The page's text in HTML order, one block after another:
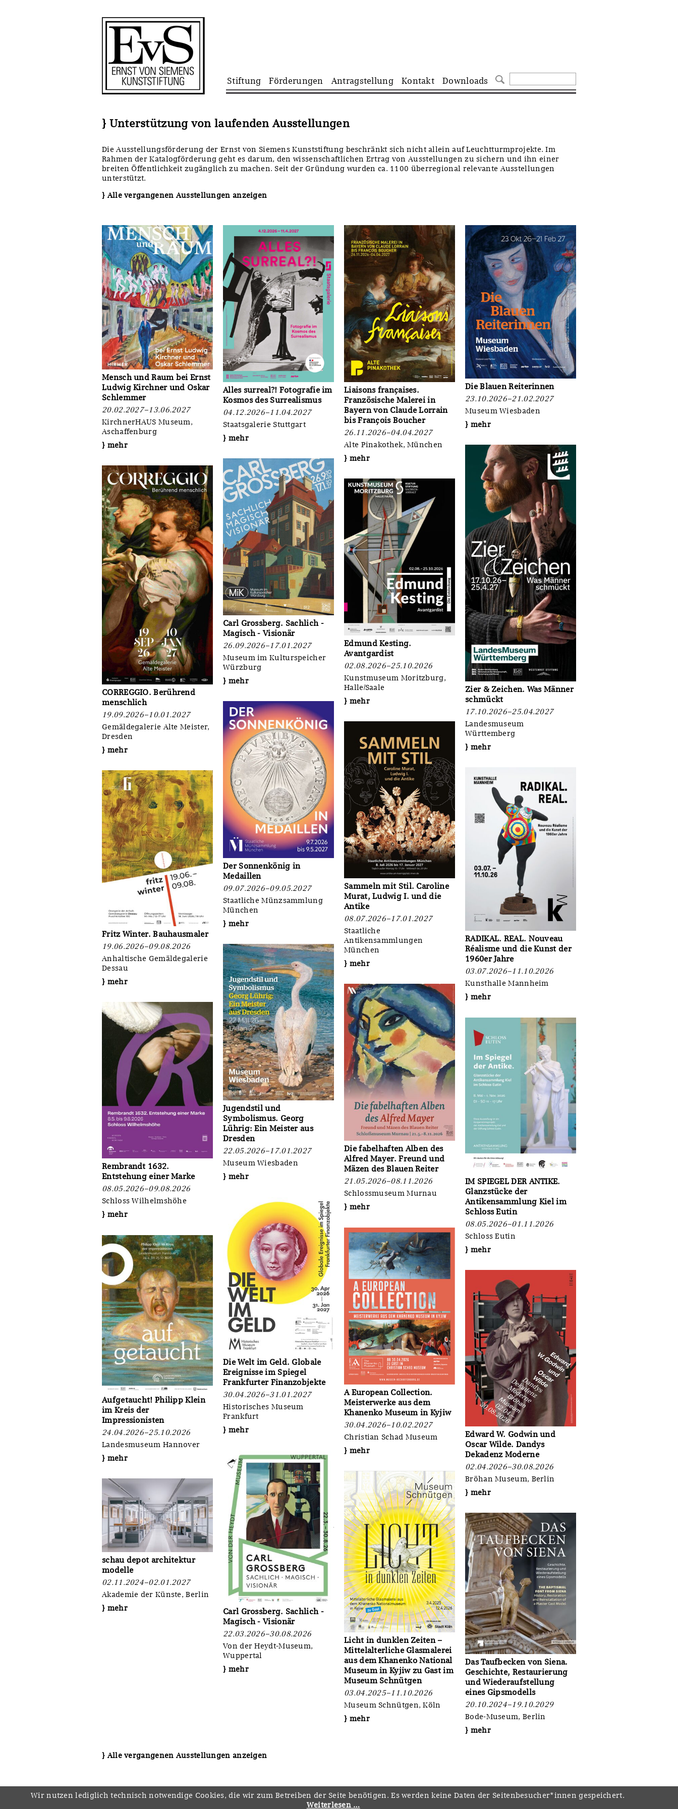
Navigation
überspringen
Stiftung Förderungen Antragstellung Kontakt Downloads
} Unterstützung von laufenden Ausstellungen
Die Ausstellungsförderung der Ernst von Siemens Kunststiftung beschränkt sich nicht allein auf Leuchtturmprojekte. Im
Rahmen der Katalogförderung geht es darum, den wissenschaftlichen Ertrag von Ausstellungen zu sichern und ihn einer
breiten Öffentlichkeit zugänglich zu machen. Seit der Gründung wurden ca. 1100 überregional relevante Ausstellungen
unterstützt.
} Alle vergangenen Ausstellungen anzeigen
Mensch und Raum bei Ernst
Ludwig Kirchner und Oskar
Schlemmer
20.02.2027–13.06.2027
KirchnerHAUS Museum,
Aschaffenburg
} mehr
Alles surreal?! Fotografie im
Kosmos des Surrealismus
04.12.2026–11.04.2027
Staatsgalerie Stuttgart
} mehr
Liaisons françaises.
Französische Malerei in
Bayern von Claude Lorrain
bis François Boucher
26.11.2026–04.04.2027
Alte Pinakothek, München
} mehr
Die Blauen Reiterinnen
23.10.2026–21.02.2027
Museum Wiesbaden
} mehr
Zier & Zeichen. Was Männer
schmückt
17.10.2026–25.04.2027
Landesmuseum
Württemberg
} mehr
Carl Grossberg. Sachlich -
Magisch - Visionär
26.09.2026–17.01.2027
Museum im Kulturspeicher
Würzburg
} mehr
CORREGGIO. Berührend
menschlich
19.09.2026–10.01.2027
Gemäldegalerie Alte Meister,
Dresden
} mehr
Edmund Kesting.
Avantgardist
02.08.2026–25.10.2026
Kunstmuseum Moritzburg,
Halle/Saale
} mehr
Der Sonnenkönig in
Medaillen
09.07.2026–09.05.2027
Staatliche Münzsammlung
München
} mehr
Sammeln mit Stil. Caroline
Murat, Ludwig I. und die
Antike
08.07.2026–17.01.2027
Staatliche
Antikensammlungen
München
} mehr
RADIKAL. REAL. Nouveau
Réalisme und die Kunst der
1960er Jahre
03.07.2026–11.10.2026
Kunsthalle Mannheim
} mehr
Fritz Winter. Bauhausmaler
19.06.2026–09.08.2026
Anhaltische Gemäldegalerie
Dessau
} mehr
Jugendstil und
Symbolismus. Georg
Lührig: Ein Meister aus
Dresden
22.05.2026–17.01.2027
Museum Wiesbaden
} mehr
Die fabelhaften Alben des
Alfred Mayer. Freund und
Mäzen des Blauen Reiter
21.05.2026–08.11.2026
Schlossmuseum Murnau
} mehr
Rembrandt 1632.
Entstehung einer Marke
08.05.2026–09.08.2026
Schloss Wilhelmshöhe
} mehr
IM SPIEGEL DER ANTIKE.
Glanzstücke der
Antikensammlung Kiel im
Schloss Eutin
08.05.2026–01.11.2026
Schloss Eutin
} mehr
Die Welt im Geld. Globale
Ereignisse im Spiegel
Frankfurter Finanzobjekte
30.04.2026–31.01.2027
Historisches Museum
Frankfurt
} mehr
A European Collection.
Meisterwerke aus dem
Khanenko Museum in Kyjiw
30.04.2026–10.02.2027
Christian Schad Museum
} mehr
Aufgetaucht! Philipp Klein
im Kreis der
Impressionisten
24.04.2026–25.10.2026
Landesmuseum Hannover
} mehr
Edward W. Godwin und
Oscar Wilde. Dandys
Dekadenz Moderne
02.04.2026–30.08.2026
Bröhan Museum, Berlin
} mehr
Carl Grossberg. Sachlich -
Magisch - Visionär
22.03.2026–30.08.2026
Von der Heydt-Museum,
Wuppertal
} mehr
Licht in dunklen Zeiten –
Mittelalterliche Glasmalerei
aus dem Khanenko National
Museum in Kyjiw zu Gast im
Museum Schnütgen
03.04.2025–11.10.2026
Museum Schnütgen, Köln
} mehr
schau depot architektur
modelle
02.11.2024–02.01.2027
Akademie der Künste, Berlin
} mehr
Das Taufbecken von Siena.
Geschichte, Restaurierung
und Wiederaufstellung
eines Gipsmodells
20.10.2024–19.10.2029
Bode-Museum, Berlin
} mehr
} Alle vergangenen Ausstellungen anzeigen
Wir nutzen lediglich technisch notwendige Cookies, die wir zum Betreiben der Seite benötigen. Es werden keine Daten der Seitenbesucher*innen gespeichert.
Weiterlesen …